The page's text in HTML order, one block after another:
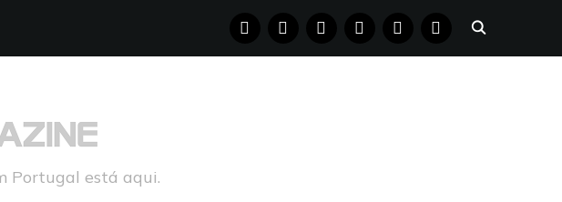
FACEBOOKINSTAGRAM
YOUTUBE PINTERESTTUMBLR
Portugal está aqui.